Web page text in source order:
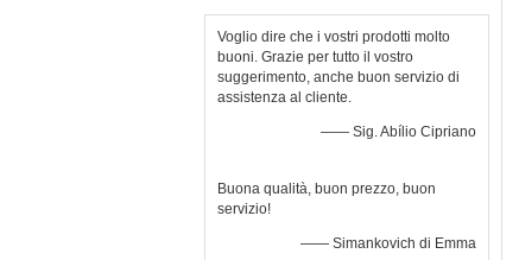
Voglio dire che i vostri prodotti molto
buoni. Grazie per tutto il vostro
suggerimento, anche buon servizio di
assistenza al cliente.
—— Sig. Abílio Cipriano
Buona qualità, buon prezzo, buon
servizio!
—— Simankovich di Emma